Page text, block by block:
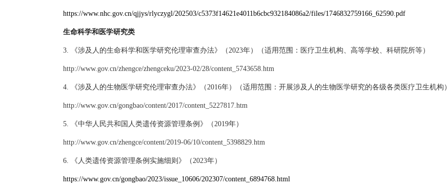
https://www.nhc.gov.cn/qjjys/rlyczygl/202503/c5373f14621e4011b6cbc932184086a2/files/1746832759166_62590.pdf
生命科学和医学研究类
3. 《涉及人的生命科学和医学研究伦理审查办法》（2023年）（适用范围：医疗卫生机构、高等学校、科研院所等）
http://www.gov.cn/zhengce/zhengceku/2023-02/28/content_5743658.htm
4. 《涉及人的生物医学研究伦理审查办法》（2016年）（适用范围：开展涉及人的生物医学研究的各级各类医疗卫生机构）
http://www.gov.cn/gongbao/content/2017/content_5227817.htm
5. 《中华人民共和国人类遗传资源管理条例》（2019年）
http://www.gov.cn/zhengce/content/2019-06/10/content_5398829.htm
6. 《人类遗传资源管理条例实施细则》 （2023年）
https://www.gov.cn/gongbao/2023/issue_10606/202307/content_6894768.html